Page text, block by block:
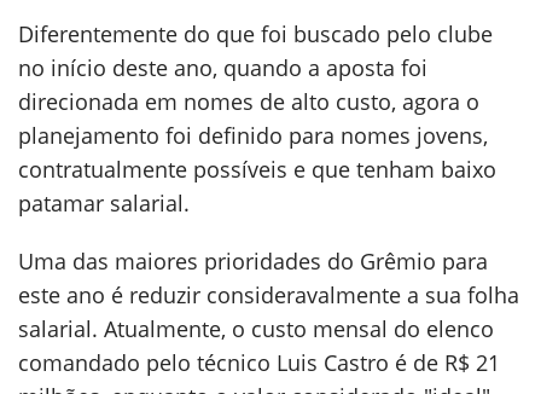
Diferentemente do que foi buscado pelo clube
no início deste ano, quando a aposta foi
direcionada em nomes de alto custo, agora o
planejamento foi definido para nomes jovens,
contratualmente possíveis e que tenham baixo
patamar salarial.
Uma das maiores prioridades do Grêmio para
este ano é reduzir consideravalmente a sua folha
salarial. Atualmente, o custo mensal do elenco
comandado pelo técnico Luis Castro é de R$ 21